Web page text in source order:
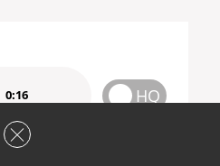
0:16 HQ
– Wert 0,